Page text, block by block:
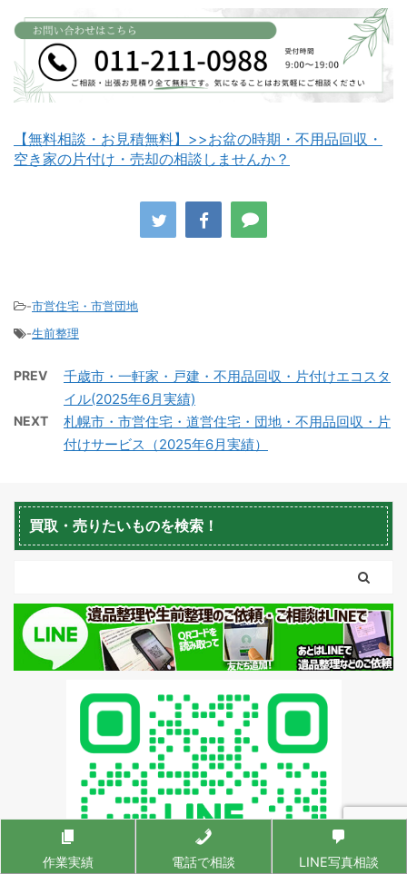
白老町不用品回収 長万部町不用品回収
蘭越町不用品回収 黒松内町不用品回収
【無料相談・お見積無料】>>お盆の時期・不用品回収・
空き家の片付け・売却の相談しませんか？
-市営住宅・市営団地
-生前整理
PREV
千歳市・一軒家・戸建・不用品回収・片付けエコスタ
イル(2025年6月実績)
NEXT
札幌市・市営住宅・道営住宅・団地・不用品回収・片
付けサービス（2025年6月実績）
買取・売りたいものを検索！
作業実績 電話で相談 LINE写真相談